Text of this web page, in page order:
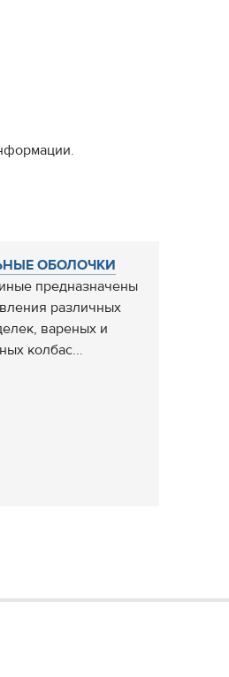
ОБОЛОЧКИ
предназначены
различных
вареных и
колбас...